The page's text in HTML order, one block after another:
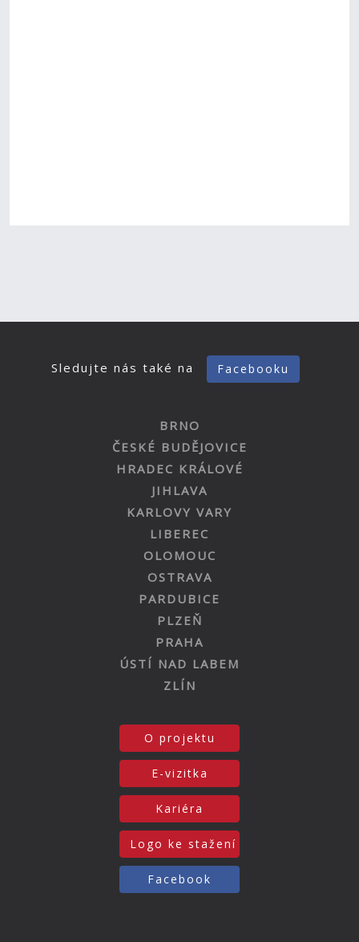
Sledujte nás také na Facebooku
BRNO
ČESKÉ BUDĚJOVICE
HRADEC KRÁLOVÉ
JIHLAVA
KARLOVY VARY
LIBEREC
OLOMOUC
OSTRAVA
PARDUBICE
PLZEŇ
PRAHA
ÚSTÍ NAD LABEM
ZLÍN
O projektu
E-vizitka
Kariéra
Logo ke stažení
Facebook